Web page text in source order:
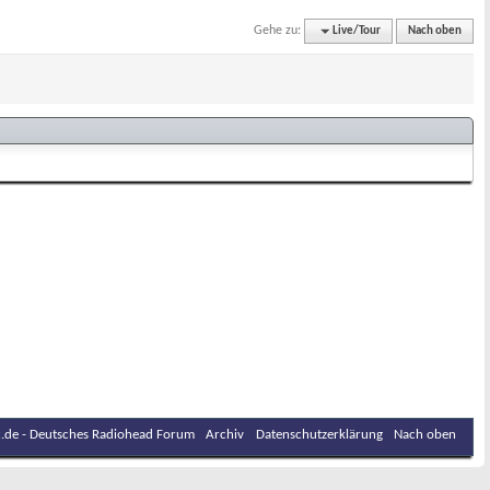
Gehe zu: Live/Tour Nach oben
- Deutsches Radiohead Forum Archiv Datenschutzerklärung Nach oben